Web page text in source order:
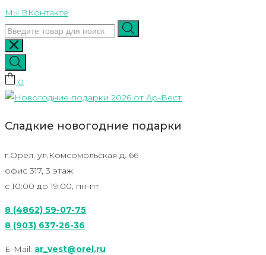
Skip
to
content
Мы ВКонтакте
0
Сладкие новогодние подарки
г.Орел, ул.Комсомольская д. 66
офис 317, 3 этаж
с 10:00 до 19:00, пн-пт
8 (4862) 59-07-75
8 (903) 637-26-36
E-Mail: ar_vest@orel.ru